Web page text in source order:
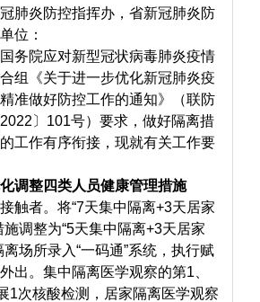
肺炎防控指挥办，省新冠肺炎防
位：
院应对新型冠状病毒肺炎疫情
组《关于进一步优化新冠肺炎疫
准做好防控工作的通知》（联防
〕101号）要求，做好隔离措
工作有序衔接，现就有关工作要
调整四类人员健康管理措施
者。将“7天集中隔离+3天居家
施调整为“5天集中隔离+3天居家
离场所录入“一码通”系统，执行赋
出。集中隔离医学观察的第1、
1次核酸检测，居家隔离医学观察